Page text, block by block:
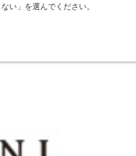
い」を選んでください。